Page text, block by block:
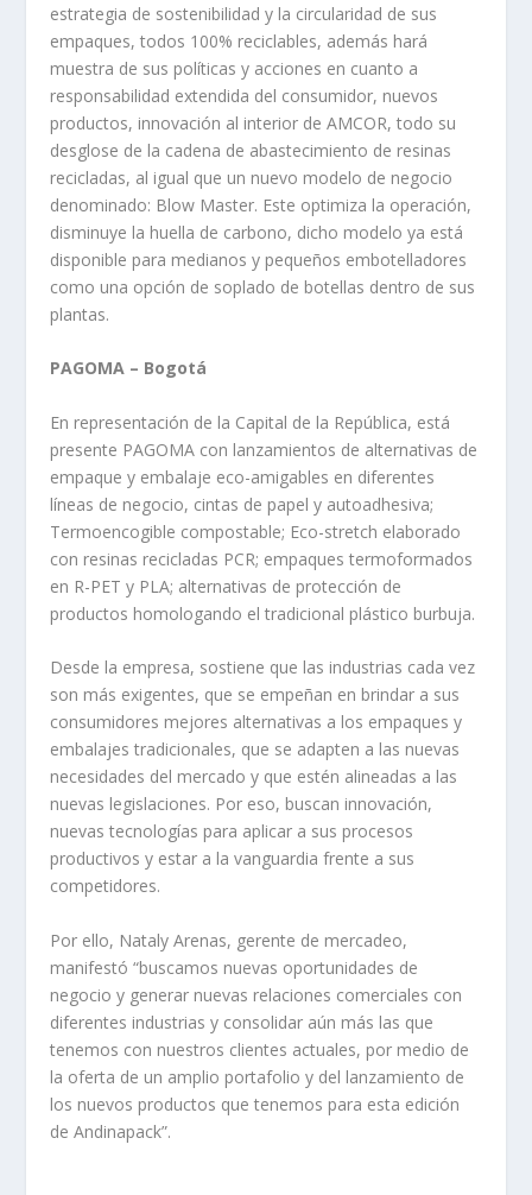
estrategia de sostenibilidad y la circularidad de sus
empaques, todos 100% reciclables, además hará
muestra de sus políticas y acciones en cuanto a
responsabilidad extendida del consumidor, nuevos
productos, innovación al interior de AMCOR, todo su
desglose de la cadena de abastecimiento de resinas
recicladas, al igual que un nuevo modelo de negocio
denominado: Blow Master. Este optimiza la operación,
disminuye la huella de carbono, dicho modelo ya está
disponible para medianos y pequeños embotelladores
como una opción de soplado de botellas dentro de sus
plantas.
PAGOMA – Bogotá
En representación de la Capital de la República, está
presente PAGOMA con lanzamientos de alternativas de
empaque y embalaje eco-amigables en diferentes
líneas de negocio, cintas de papel y autoadhesiva;
Termoencogible compostable; Eco-stretch elaborado
con resinas recicladas PCR; empaques termoformados
en R-PET y PLA; alternativas de protección de
productos homologando el tradicional plástico burbuja.
Desde la empresa, sostiene que las industrias cada vez
son más exigentes, que se empeñan en brindar a sus
consumidores mejores alternativas a los empaques y
embalajes tradicionales, que se adapten a las nuevas
necesidades del mercado y que estén alineadas a las
nuevas legislaciones. Por eso, buscan innovación,
nuevas tecnologías para aplicar a sus procesos
productivos y estar a la vanguardia frente a sus
competidores.
Por ello, Nataly Arenas, gerente de mercadeo,
manifestó “buscamos nuevas oportunidades de
negocio y generar nuevas relaciones comerciales con
diferentes industrias y consolidar aún más las que
tenemos con nuestros clientes actuales, por medio de
la oferta de un amplio portafolio y del lanzamiento de
los nuevos productos que tenemos para esta edición
de Andinapack”.